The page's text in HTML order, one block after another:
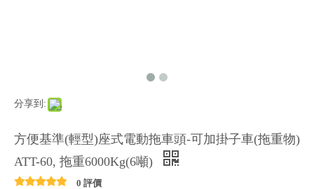
分享到:
方便基準(輕型)座式電動拖車頭-可加掛子車(拖重物)
ATT-60, 拖重6000Kg(6噸)
0 評價